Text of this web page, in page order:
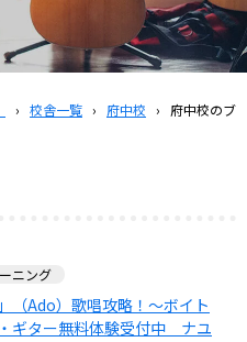
› 校舎一覧 › 府中校 ›
府中校のブ
ニング
（Ado）歌唱攻略！～ボイト
ギター無料体験受付中 ナユ